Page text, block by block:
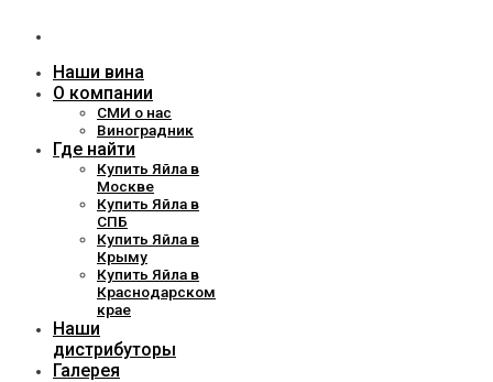
Наши вина
О компании
СМИ о нас
Виноградник
Где найти
Купить Яйла в
Москве
Купить Яйла в
СПБ
Купить Яйла в
Крыму
Купить Яйла в
Краснодарском
крае
Наши
дистрибуторы
Галерея